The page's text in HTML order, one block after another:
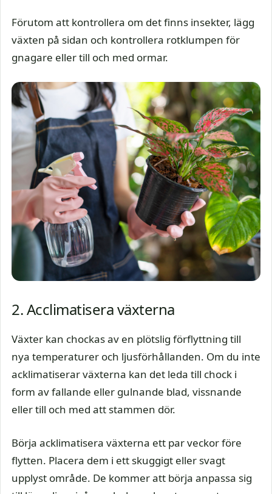
Förutom att kontrollera om det finns insekter, lägg
växten på sidan och kontrollera rotklumpen för
gnagare eller till och med ormar.
2. Acclimatisera växterna
Växter kan chockas av en plötslig förflyttning till
nya temperaturer och ljusförhållanden. Om du inte
acklimatiserar växterna kan det leda till chock i
form av fallande eller gulnande blad, vissnande
eller till och med att stammen dör.
Börja acklimatisera växterna ett par veckor före
flytten. Placera dem i ett skuggigt eller svagt
upplyst område. De kommer att börja anpassa sig